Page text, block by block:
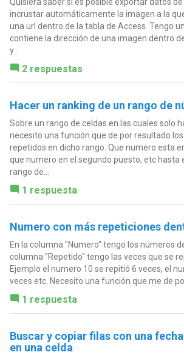
Quisiera saber si es posible exportar datos de
incrustar automáticamente la imagen a la
una url dentro de la tabla de Access. Tengo
contiene la dirección de una imagen dentro
y...
2 respuestas
Hacer un ranking de un rango de
Sobre un rango de celdas en las cuales solo
necesito una función que de por resultado
repetidos en dicho rango. Que numero esta
que numero en el segundo puesto, etc hasta
rango de...
1 respuesta
Numero con más repeticiones
En la columna "Numero" tengo los números
columna "Repetido" tengo las veces que se
Ejemplo el numero 10 se repitió 6 veces, el
veces etc. Necesito una función que me de
1 respuesta
Buscar y copiar filas con una
en una celda